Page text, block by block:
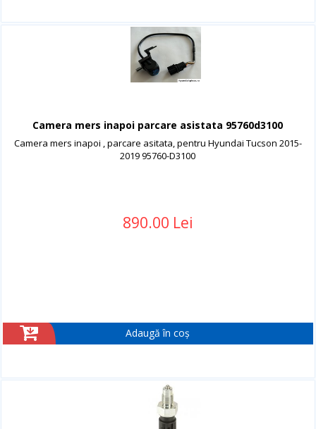
Camera mers inapoi parcare asistata 95760d3100
Camera mers inapoi , parcare asitata, pentru Hyundai Tucson 2015-
2019 95760-D3100
890.00 Lei
Adaugă în coș